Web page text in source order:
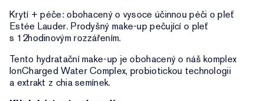
Krytí + péče: obohacený o vysoce účinnou péči o pleť
Estée Lauder. Prodyšný make-up pečující o pleť
s 12hodinovým rozzářením.
Tento hydratační make-up je obohacený o náš komplex
IonCharged Water Complex, probiotickou technologii
a extrakt z chia semínek.